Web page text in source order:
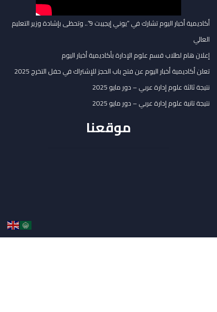
أكاديمية أخبار اليوم تشارك في “يوني إيجيبت 9”.. وتحظى بإشادة وزير التعليم
العالي
إعلان هام لطلاب قسم علوم الإدارة بأكاديمية أخبار اليوم
تعلن أكاديمية أخبار اليوم عن فتح باب الحجز للإشتراك في حفل التخرج 2025
نتيجة ثالثة علوم إدارة عربي – دور مايو 2025
نتيجة تانية علوم إدارة عربي – دور مايو 2025
موقعنا